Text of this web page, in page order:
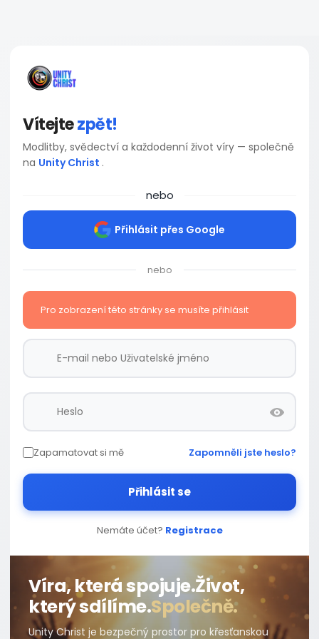
Vítejtezpět!
Modlitby, svědectví a každodenní život víry — společně
na Unity Christ .
nebo
Přihlásit přes Google
nebo
Pro zobrazení této stránky se musíte přihlásit
Zapamatovat si mě Zapomněli jste heslo?
Přihlásit se
Nemáte účet? Registrace
Víra, která spojuje.Život,
který sdílíme.Společně.
Unity Christ je bezpečný prostor pro křesťanskou